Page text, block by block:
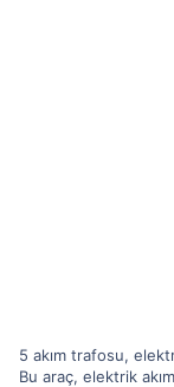
5 akım trafosu,
Bu araç, elektrik